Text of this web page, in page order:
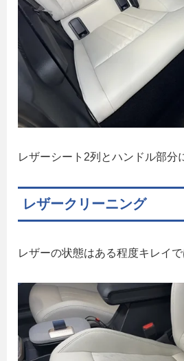
レザーシート2列とハンドル部分
レザークリーニング
レザーの状態はある程度キレイ